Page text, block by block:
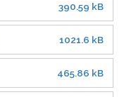
390.59 kB
1021.6 kB
465.86 kB